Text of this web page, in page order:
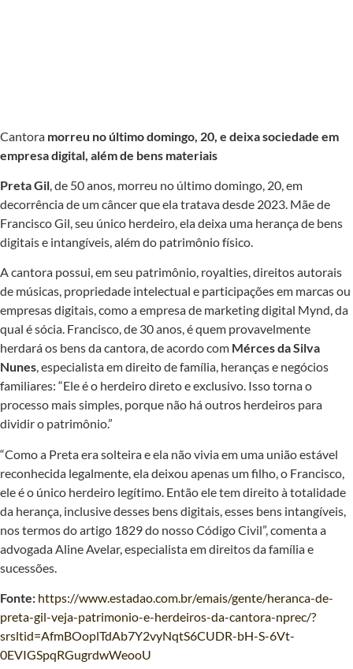
Cantora morreu no último domingo, 20, e deixa sociedade em
empresa digital, além de bens materiais
Preta Gil, de 50 anos, morreu no último domingo, 20, em
decorrência de um câncer que ela tratava desde 2023. Mãe de
Francisco Gil, seu único herdeiro, ela deixa uma herança de bens
digitais e intangíveis, além do patrimônio físico.
A cantora possui, em seu patrimônio, royalties, direitos autorais
de músicas, propriedade intelectual e participações em marcas ou
empresas digitais, como a empresa de marketing digital Mynd, da
qual é sócia. Francisco, de 30 anos, é quem provavelmente
herdará os bens da cantora, de acordo com Mérces da Silva
Nunes, especialista em direito de família, heranças e negócios
familiares: “Ele é o herdeiro direto e exclusivo. Isso torna o
processo mais simples, porque não há outros herdeiros para
dividir o patrimônio.”
“Como a Preta era solteira e ela não vivia em uma união estável
reconhecida legalmente, ela deixou apenas um filho, o Francisco,
ele é o único herdeiro legítimo. Então ele tem direito à totalidade
da herança, inclusive desses bens digitais, esses bens intangíveis,
nos termos do artigo 1829 do nosso Código Civil”, comenta a
advogada Aline Avelar, especialista em direitos da família e
sucessões.
Fonte: https://www.estadao.com.br/emais/gente/heranca-de-
preta-gil-veja-patrimonio-e-herdeiros-da-cantora-nprec/?
srsltid=AfmBOoplTdAb7Y2vyNqtS6CUDR-bH-S-6Vt-
0EVIGSpqRGugrdwWeooU